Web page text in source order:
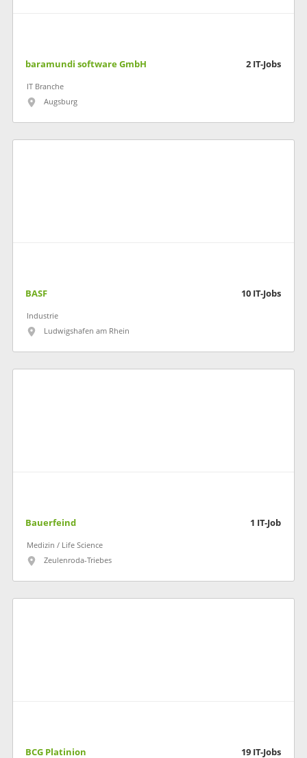
baramundi software GmbH 2 IT-Jobs
IT Branche
Augsburg
BASF 10 IT-Jobs
Industrie
Ludwigshafen am Rhein
Bauerfeind 1 IT-Job
Medizin / Life Science
Zeulenroda-Triebes
BCG Platinion 19 IT-Jobs